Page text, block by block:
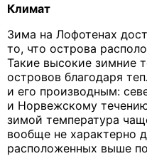
Климат
Зима на Лофотенах
то, что острова
Такие высокие зимние
островов благодаря
и его производным:
и Норвежскому
зимой температура
вообще не характерно
расположенных выше